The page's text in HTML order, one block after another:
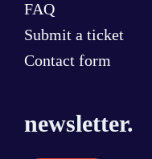
FAQ
Submit a ticket
Contact form
newsletter.